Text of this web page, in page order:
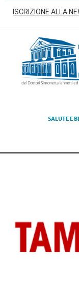
ISCRIZIONE ALLA
Farmacia
Iannetti
SALUTE E